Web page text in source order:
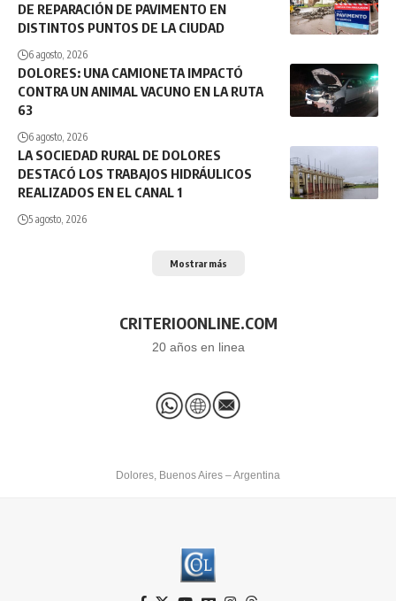
DE REPARACIÓN DE PAVIMENTO EN
DISTINTOS PUNTOS DE LA CIUDAD
6 agosto, 2026
DOLORES: UNA CAMIONETA IMPACTÓ
CONTRA UN ANIMAL VACUNO EN LA RUTA
63
6 agosto, 2026
LA SOCIEDAD RURAL DE DOLORES
DESTACÓ LOS TRABAJOS HIDRÁULICOS
REALIZADOS EN EL CANAL 1
5 agosto, 2026
Mostrar más
CRITERIOONLINE.COM
20 años en linea
Dolores, Buenos Aires – Argentina